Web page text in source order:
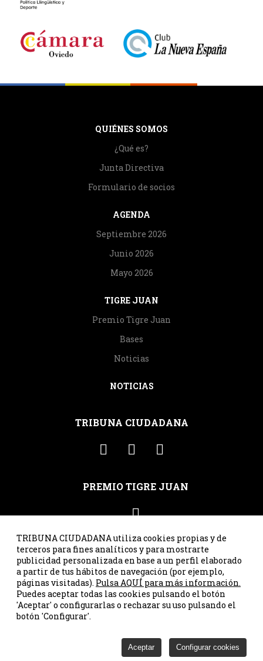
QUIÉNES SOMOS
¿Qué es?
Junta Directiva
Formulario de socios
AGENDA
Septiembre 2026
Junio 2026
Mayo 2026
TIGRE JUAN
Premio Tigre Juan
Bases
Noticias
NOTICIAS
TRIBUNA CIUDADANA
PREMIO TIGRE JUAN
C/ Santa Susana 41, ppal. int. dcha. · 33007 Oviedo · Asturias
· Tel. 985 23 25 00 ·correo@tribunaciudadana.org
Tribuna Ciudadana © 2026
Política de privacidad
Configurar Cookies
TRIBUNA CIUDADANA utiliza cookies propias y de
terceros para fines analíticos y para mostrarte
publicidad personalizada en base a un perfil elaborado
a partir de tus hábitos de navegación (por ejemplo,
páginas visitadas). Pulsa AQUÍ para más información.
Puedes aceptar todas las cookies pulsando el botón
'Aceptar' o configurarlas o rechazar su uso pulsando el
botón 'Configurar'.
Aceptar Configurar cookies